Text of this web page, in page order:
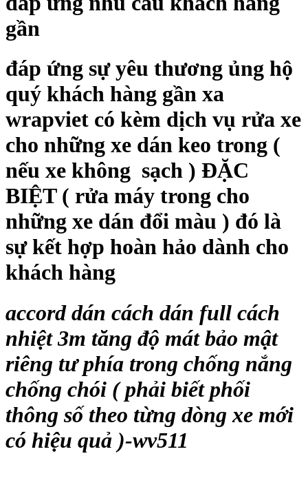
gần
đáp ứng sự yêu thương ủng hộ
quý khách hàng gần xa
wrapviet có kèm dịch vụ rửa xe
cho những xe dán keo trong (
nếu xe không sạch ) ĐẶC
BIỆT ( rửa máy trong cho
những xe dán đổi màu ) đó là
sự kết hợp hoàn hảo dành cho
khách hàng
accord dán cách dán full cách
nhiệt 3m tăng độ mát bảo mật
riêng tư phía trong chống nắng
chống chói ( phải biết phối
thông số theo từng dòng xe mới
có hiệu quả )-wv511